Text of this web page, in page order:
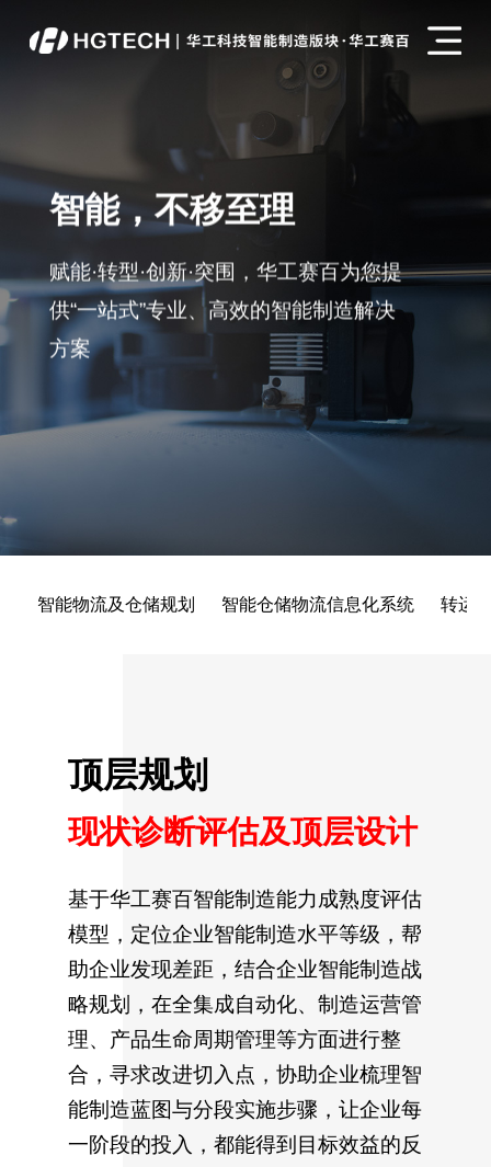
智能，不移至理
赋能·转型·创新·突围，华工赛百为您提
供“一站式”专业、高效的智能制造解决
方案
智能物流及仓储规划 智能仓储物流信息化系统 转运
顶层规划
现状诊断评估及顶层设计
基于华工赛百智能制造能力成熟度评估
模型，定位企业智能制造水平等级，帮
助企业发现差距，结合企业智能制造战
略规划，在全集成自动化、制造运营管
理、产品生命周期管理等方面进行整
合，寻求改进切入点，协助企业梳理智
能制造蓝图与分段实施步骤，让企业每
一阶段的投入，都能得到目标效益的反